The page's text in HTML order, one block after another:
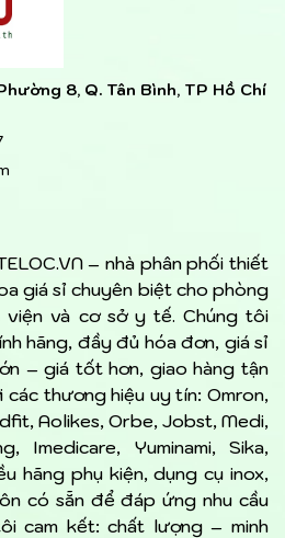
8, Q. Tân Bình, TP Hồ Chí
– nhà phân phối thiết
giá sỉ chuyên biệt cho phòng
viện và cơ sở y tế. Chúng tôi
hãng, đầy đủ hóa đơn, giá sỉ
– giá tốt hơn, giao hàng tận
thương hiệu uy tín: Omron,
Aolikes, Orbe, Jobst, Medi,
Imedicare, Yuminami, Sika,
hãng phụ kiện, dụng cụ inox,
có sẵn để đáp ứng nhu cầu
cam kết: chất lượng – minh